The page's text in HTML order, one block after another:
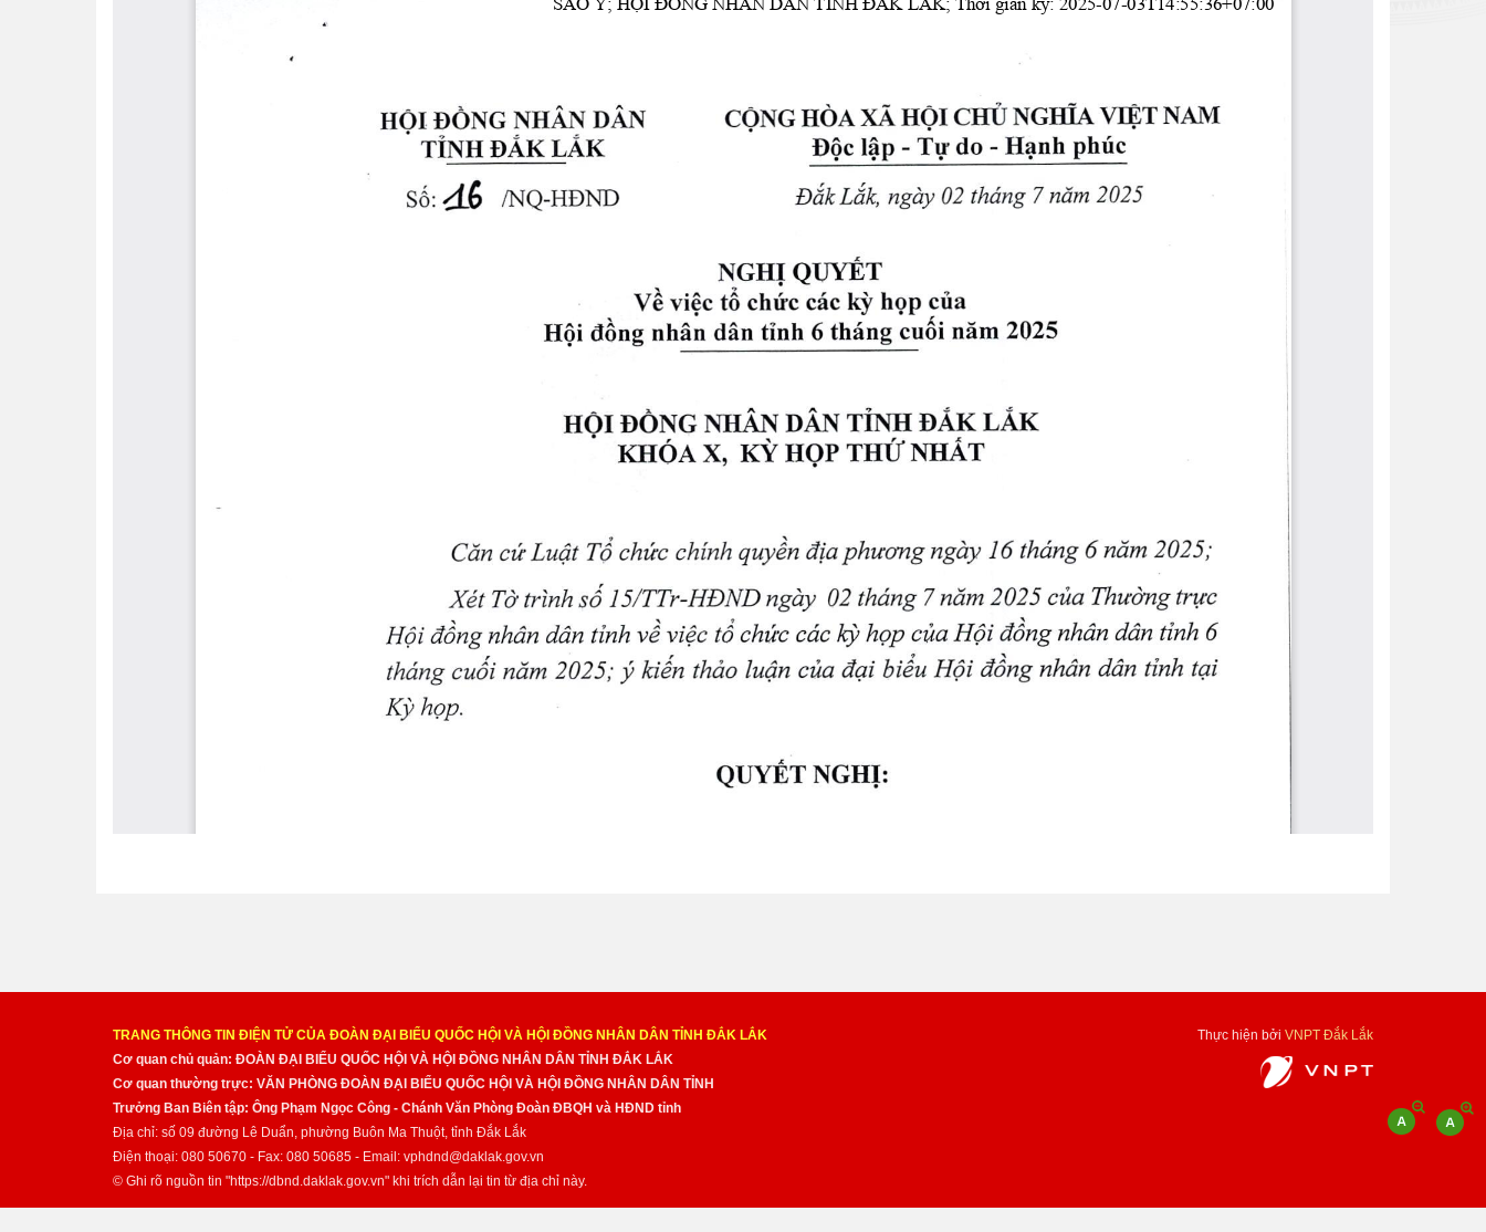
TRANG THÔNG TIN ĐIỆN TỬ CỦA ĐOÀN ĐẠI BIỂU QUỐC HỘI VÀ HỘI ĐỒNG NHÂN DÂN TỈNH ĐẮK LẮK
Cơ quan chủ quản: ĐOÀN ĐẠI BIỂU QUỐC HỘI VÀ HỘI ĐỒNG NHÂN DÂN TỈNH ĐẮK LẮK
Cơ quan thường trực: VĂN PHÒNG ĐOÀN ĐẠI BIỂU QUỐC HỘI VÀ HỘI ĐỒNG NHÂN DÂN TỈNH
Trưởng Ban Biên tập: Ông Phạm Ngọc Công - Chánh Văn Phòng Đoàn ĐBQH và HĐND tỉnh
Địa chỉ: số 09 đường Lê Duẩn, phường Buôn Ma Thuột, tỉnh Đắk Lắk
Điện thoại: 080 50670 - Fax: 080 50685 - Email: vphdnd@daklak.gov.vn
© Ghi rõ nguồn tin "https://dbnd.daklak.gov.vn" khi trích dẫn lại tin từ địa chỉ này.
Thực hiện bởi VNPT Đắk Lắk